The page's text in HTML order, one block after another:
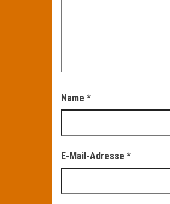
Name *
E-Mail-Adresse *